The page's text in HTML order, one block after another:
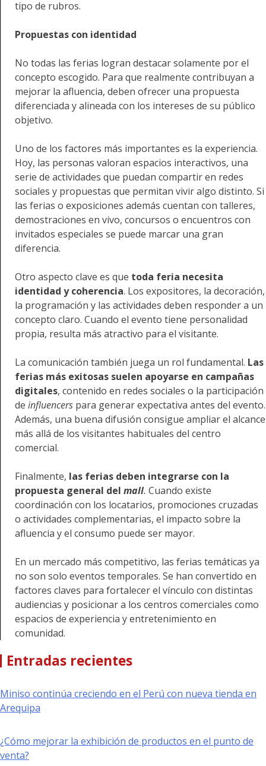
tipo de rubros.
Propuestas con identidad
No todas las ferias logran destacar solamente por el
concepto escogido. Para que realmente contribuyan a
mejorar la afluencia, deben ofrecer una propuesta
diferenciada y alineada con los intereses de su público
objetivo.
Uno de los factores más importantes es la experiencia.
Hoy, las personas valoran espacios interactivos, una
serie de actividades que puedan compartir en redes
sociales y propuestas que permitan vivir algo distinto. Si
las ferias o exposiciones además cuentan con talleres,
demostraciones en vivo, concursos o encuentros con
invitados especiales se puede marcar una gran
diferencia.
Otro aspecto clave es que toda feria necesita
identidad y coherencia. Los expositores, la decoración,
la programación y las actividades deben responder a un
concepto claro. Cuando el evento tiene personalidad
propia, resulta más atractivo para el visitante.
La comunicación también juega un rol fundamental. Las
ferias más exitosas suelen apoyarse en campañas
digitales, contenido en redes sociales o la participación
de influencers para generar expectativa antes del evento.
Además, una buena difusión consigue ampliar el alcance
más allá de los visitantes habituales del centro
comercial.
Finalmente, las ferias deben integrarse con la
propuesta general del mall. Cuando existe
coordinación con los locatarios, promociones cruzadas
o actividades complementarias, el impacto sobre la
afluencia y el consumo puede ser mayor.
En un mercado más competitivo, las ferias temáticas ya
no son solo eventos temporales. Se han convertido en
factores claves para fortalecer el vínculo con distintas
audiencias y posicionar a los centros comerciales como
espacios de experiencia y entretenimiento en
comunidad.
Entradas recientes
Miniso continúa creciendo en el Perú con nueva tienda en
Arequipa
¿Cómo mejorar la exhibición de productos en el punto de
venta?